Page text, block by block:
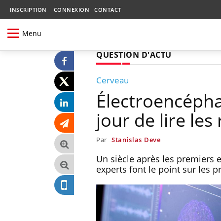
INSCRIPTION CONNEXION CONTACT
Menu
QUESTION D'ACTU
Cerveau
jour de lire les
Par Stanislas Deve
Un siècle après les premiers
experts font le point sur les